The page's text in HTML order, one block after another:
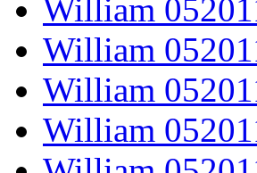
William
William
William
William